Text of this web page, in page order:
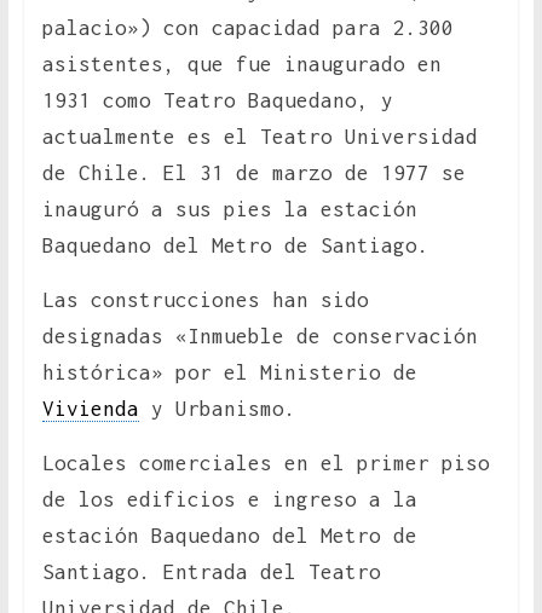
palacio») con capacidad para 2.300
asistentes, que fue inaugurado en
1931 como Teatro Baquedano, y
actualmente es el Teatro Universidad
de Chile. El 31 de marzo de 1977 se
inauguró a sus pies la estación
Baquedano del Metro de Santiago.
Las construcciones han sido
designadas «Inmueble de conservación
histórica» por el Ministerio de
Vivienda y Urbanismo.
Locales comerciales en el primer piso
de los edificios e ingreso a la
estación Baquedano del Metro de
Santiago. Entrada del Teatro